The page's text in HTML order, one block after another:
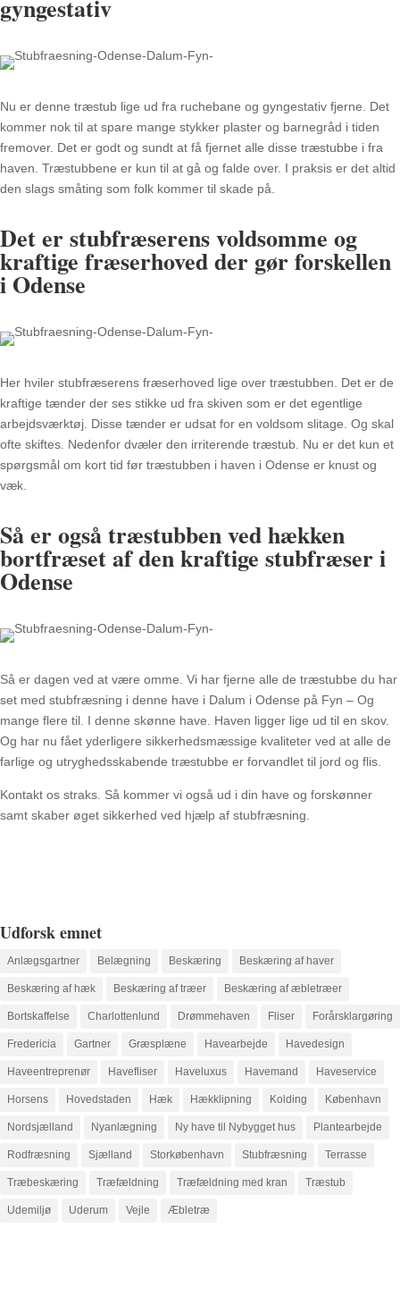
gyngestativ
Nu er denne træstub lige ud fra ruchebane og gyngestativ fjerne. Det
kommer nok til at spare mange stykker plaster og barnegråd i tiden
fremover. Det er godt og sundt at få fjernet alle disse træstubbe i fra
haven. Træstubbene er kun til at gå og falde over. I praksis er det altid
den slags småting som folk kommer til skade på.
Det er stubfræserens voldsomme og
kraftige fræserhoved der gør forskellen
i Odense
Her hviler stubfræserens fræserhoved lige over træstubben. Det er de
kraftige tænder der ses stikke ud fra skiven som er det egentlige
arbejdsværktøj. Disse tænder er udsat for en voldsom slitage. Og skal
ofte skiftes. Nedenfor dvæler den irriterende træstub. Nu er det kun et
spørgsmål om kort tid før træstubben i haven i Odense er knust og
væk.
Så er også træstubben ved hækken
bortfræset af den kraftige stubfræser i
Odense
Så er dagen ved at være omme. Vi har fjerne alle de træstubbe du har
set med stubfræsning i denne have i Dalum i Odense på Fyn – Og
mange flere til. I denne skønne have. Haven ligger lige ud til en skov.
Og har nu fået yderligere sikkerhedsmæssige kvaliteter ved at alle de
farlige og utryghedsskabende træstubbe er forvandlet til jord og flis.
Kontakt os straks. Så kommer vi også ud i din have og forskønner
samt skaber øget sikkerhed ved hjælp af stubfræsning.
Udforsk emnet
Anlægsgartner Belægning Beskæring Beskæring af haver
Beskæring af hæk Beskæring af træer Beskæring af æbletræer
Bortskaffelse Charlottenlund Drømmehaven Fliser Forårsklargøring
Fredericia Gartner Græsplæne Havearbejde Havedesign
Haveentreprenør Havefliser Haveluxus Havemand Haveservice
Horsens Hovedstaden Hæk Hækklipning Kolding København
Nordsjælland Nyanlægning Ny have til Nybygget hus Plantearbejde
Rodfræsning Sjælland Storkøbenhavn Stubfræsning Terrasse
Træbeskæring Træfældning Træfældning med kran Træstub
Udemiljø Uderum Vejle Æbletræ